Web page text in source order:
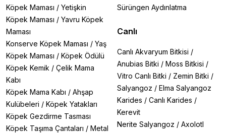
Köpek Maması / Yetişkin
Köpek Maması / Yavru Köpek
Maması
Konserve Köpek Maması / Yaş
Köpek Maması / Köpek Ödülü
Köpek Kemik / Çelik Mama
Kabı
Köpek Mama Kabı / Ahşap
Kulübeleri / Köpek Yatakları
Köpek Gezdirme Tasması
Köpek Taşıma Çantaları / Metal
Sürüngen Aydınlatma
Canlı
Canlı Akvaryum Bitkisi /
Anubias Bitki / Moss Bitkisi /
Vitro Canlı Bitki / Zemin Bitki /
Salyangoz / Elma Salyangoz
Karides / Canlı Karides /
Kerevit
Nerite Salyangoz / Axolotl